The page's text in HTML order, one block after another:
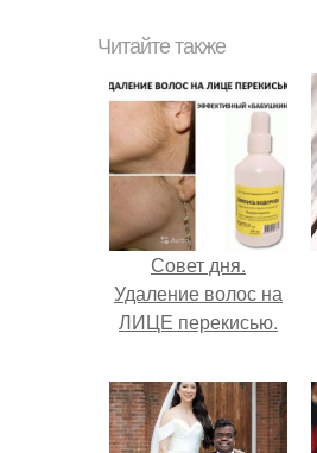
Читайте также
Совет дня.
Удаление волос на
ЛИЦЕ перекисью.